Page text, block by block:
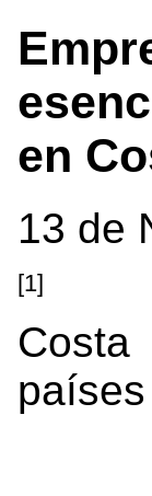
en
13 de
[1]